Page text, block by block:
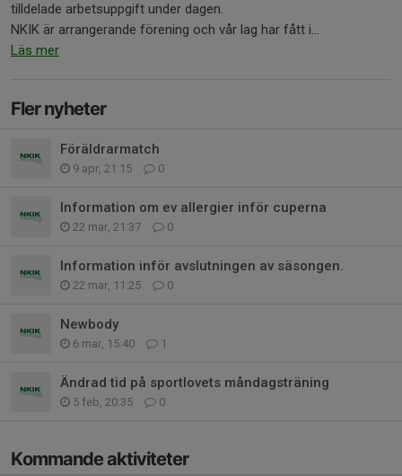
tilldelade arbetsuppgift under dagen.
NKIK är arrangerande förening och vår lag har fått i...
Läs mer
Fler nyheter
Föräldrarmatch
9 apr, 21:15 0
Information om ev allergier inför cuperna
22 mar, 21:37 0
Information inför avslutningen av säsongen.
22 mar, 11:25 0
Newbody
6 mar, 15:40 1
Ändrad tid på sportlovets måndagsträning
5 feb, 20:35 0
Kommande aktiviteter